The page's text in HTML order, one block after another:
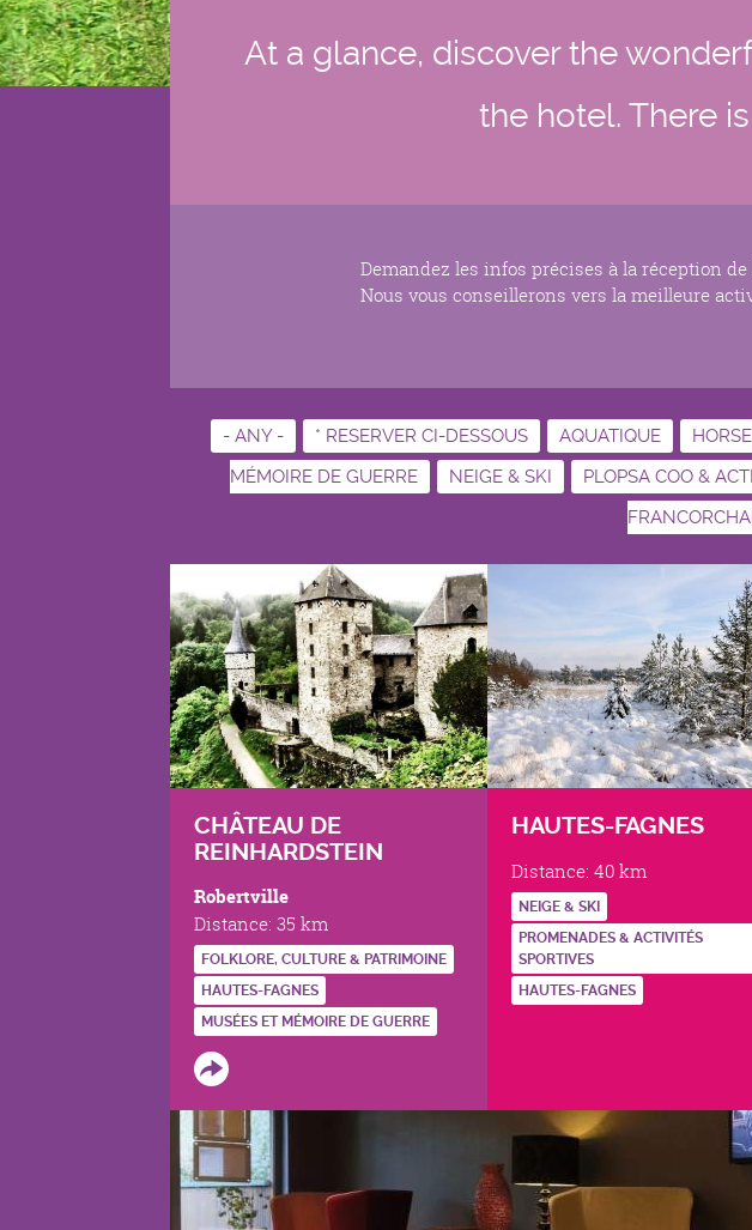
At a glance, discover the
the hotel. There
Demandez les infos précises à la réception de
Nous vous conseillerons vers la meilleure
- ANY - * RESERVER CI-DESSOUS AQUATIQUE HORSE
MÉMOIRE DE GUERRE
NEIGE & SKI PLOPSA COO &
CHÂTEAU DE
REINHARDSTEIN
Robertville
Distance: 35 km
FOLKLORE, CULTURE & PATRIMOINE
HAUTES-FAGNES
MUSÉES ET MÉMOIRE DE GUERRE
HAUTES-FAGNES
Distance: 40 km
NEIGE & SKI
PROMENADES & ACTIVITÉS
SPORTIVES
HAUTES-FAGNES